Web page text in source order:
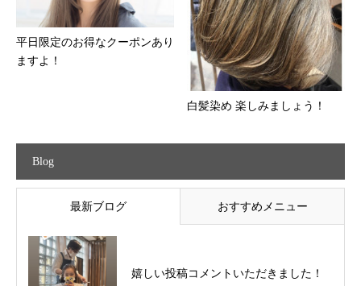
平日限定のお得なクーポンあり
ますよ！
白髪染め 楽しみましょう！
Blog
最新ブログ おすすめメニュー
嬉しい投稿コメントいただきました！